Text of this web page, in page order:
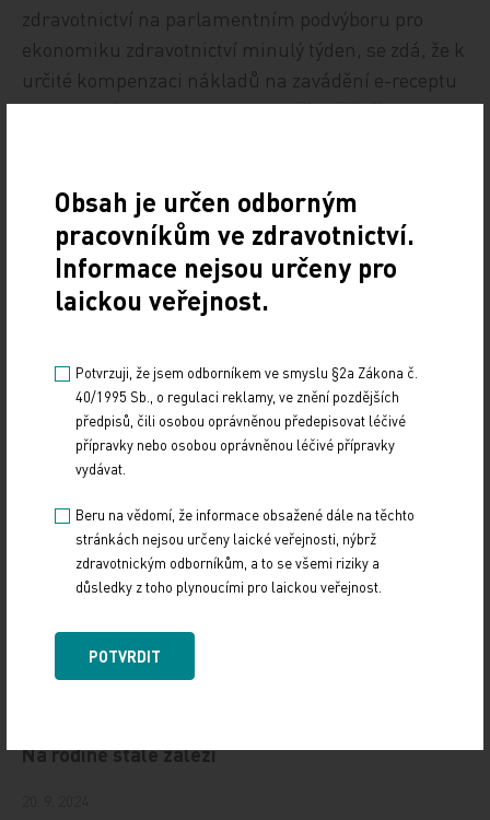
zdravotnictví na parlamentním podvýboru pro
ekonomiku zdravotnictví minulý týden, se zdá, že k
určité kompenzaci nákladů na zavádění e-receptu
do ordinací dojde touto cestou. Předběžně byl
Jistou útěchou tedy může být, že na rozdíl od
hostinských či stánkařů, kterým na EET nepřispěl
nikdo, dostanou lékaři na e-recepty alespoň nějaký
příspěvek, a to cestou úhradové vyhlášky z
Zdroj: PwC Legal
PRACOVNÍ PRÁVO
Sdílejte článek
Na rodině stále záleží
Obsah je určen odborným
pracovníkům ve zdravotnictví.
Informace nejsou určeny pro
laickou veřejnost.
Potvrzuji, že jsem odborníkem ve smyslu §2a Zákona č.
40/1995 Sb., o regulaci reklamy, ve znění pozdějších
předpisů, čili osobou oprávněnou předepisovat léčivé
přípravky nebo osobou oprávněnou léčivé přípravky
vydávat.
Beru na vědomí, že informace obsažené dále na těchto
stránkách nejsou určeny laické veřejnosti, nýbrž
zdravotnickým odborníkům, a to se všemi riziky a
důsledky z toho plynoucími pro laickou veřejnost.
POTVRDIT